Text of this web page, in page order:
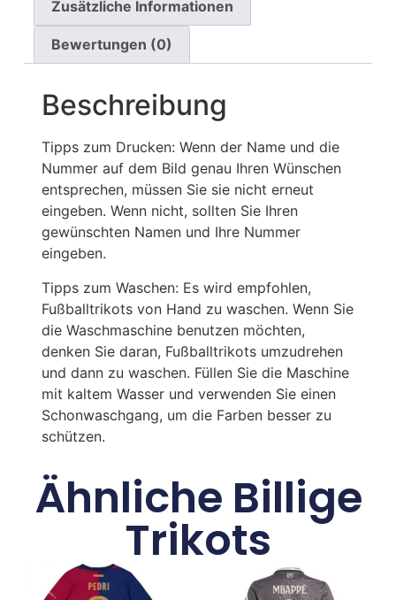
Zusätzliche Informationen
Bewertungen (0)
Beschreibung
Tipps zum Drucken: Wenn der Name und die
Nummer auf dem Bild genau Ihren Wünschen
entsprechen, müssen Sie sie nicht erneut
eingeben. Wenn nicht, sollten Sie Ihren
gewünschten Namen und Ihre Nummer
eingeben.
Tipps zum Waschen: Es wird empfohlen,
Fußballtrikots von Hand zu waschen. Wenn Sie
die Waschmaschine benutzen möchten,
denken Sie daran, Fußballtrikots umzudrehen
und dann zu waschen. Füllen Sie die Maschine
mit kaltem Wasser und verwenden Sie einen
Schonwaschgang, um die Farben besser zu
schützen.
Ähnliche Billige
Trikots